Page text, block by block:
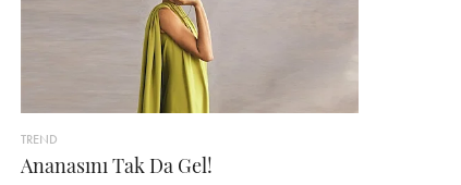
TREND
Ananasını Tak Da Gel!